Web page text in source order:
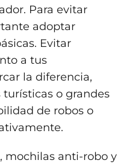
Para evitar
adoptar
Evitar
a tus
la diferencia,
o grandes
de robos o
mochilas anti-robo y